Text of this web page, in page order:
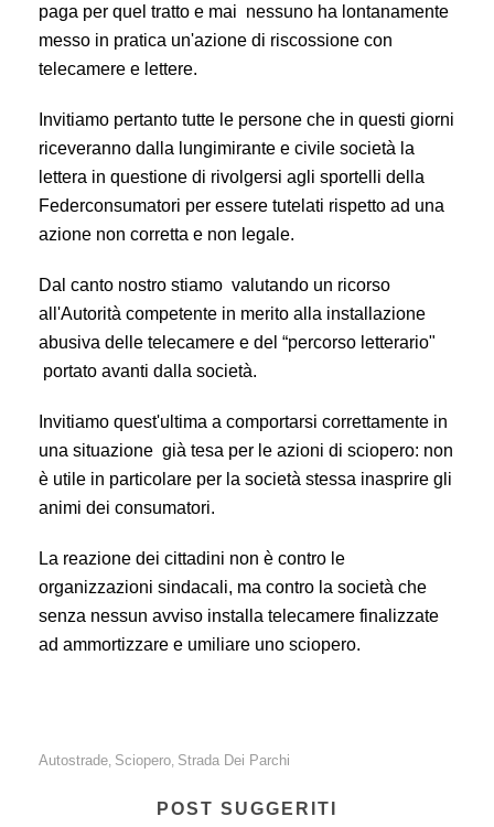
paga per quel tratto e mai nessuno ha lontanamente
messo in pratica un'azione di riscossione con
telecamere e lettere.
Invitiamo pertanto tutte le persone che in questi giorni
riceveranno dalla lungimirante e civile società la
lettera in questione di rivolgersi agli sportelli della
Federconsumatori per essere tutelati rispetto ad una
azione non corretta e non legale.
Dal canto nostro stiamo valutando un ricorso
all'Autorità competente in merito alla installazione
abusiva delle telecamere e del “percorso letterario"
portato avanti dalla società.
Invitiamo quest'ultima a comportarsi correttamente in
una situazione già tesa per le azioni di sciopero: non
è utile in particolare per la società stessa inasprire gli
animi dei consumatori.
La reazione dei cittadini non è contro le
organizzazioni sindacali, ma contro la società che
senza nessun avviso installa telecamere finalizzate
ad ammortizzare e umiliare uno sciopero.
Autostrade, Sciopero, Strada Dei Parchi
POST SUGGERITI